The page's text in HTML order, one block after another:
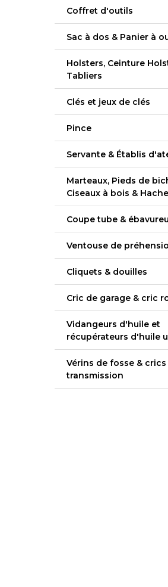
Coffret d'outils
Sac à dos & Panier à
Holsters, Ceinture
Tabliers
Clés et jeux de clés
Pince
Servante & Établis
Marteaux, Pieds de
Ciseaux à bois &
Coupe tube &
Ventouse de
Cliquets & douilles
Cric de garage & cric
Vidangeurs d'huile et
récupérateurs d'huile
Vérins de fosse &
transmission